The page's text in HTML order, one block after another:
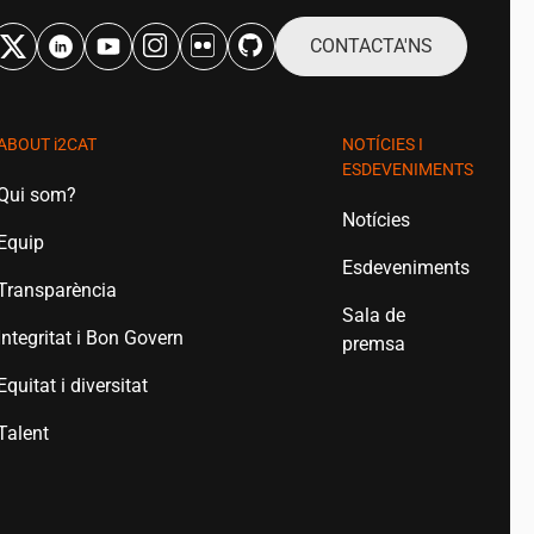
CONTACTA'NS
i2CAT
som?
Equip
Integritat i Bon Govern
Equitat i diversitat
NOTÍCIES I
ESDEVENIMENTS
Notícies
Esdeveniments
Sala de
premsa